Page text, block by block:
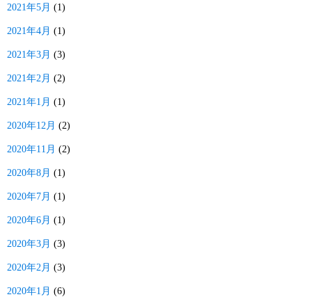
2021年5月 (1)
2021年4月 (1)
2021年3月 (3)
2021年2月 (2)
2021年1月 (1)
2020年12月 (2)
2020年11月 (2)
2020年8月 (1)
2020年7月 (1)
2020年6月 (1)
2020年3月 (3)
2020年2月 (3)
2020年1月 (6)